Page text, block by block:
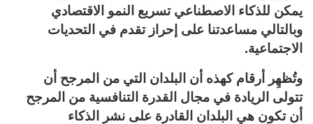
يمكن للذكاء الاصطناعي تسريع النمو الاقتصادي
وبالتالي مساعدتنا على إحراز تقدم في التحديات
الاجتماعية.
وتُظهِر أرقام كهذه أن البلدان التي من المرجح أن
تتولى الريادة في مجال القدرة التنافسية من المرجح
أن تكون هي البلدان القادرة على نشر الذكاء